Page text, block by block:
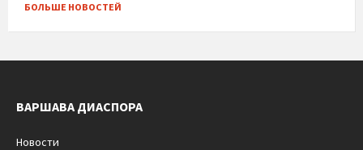
БОЛЬШЕ НОВОСТЕЙ
ВАРШАВА ДИАСПОРА
Новости